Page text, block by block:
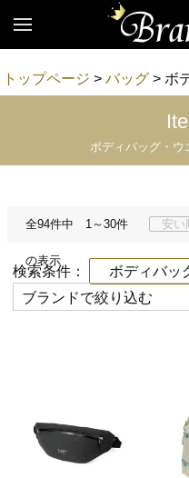
トップページ >バッグ > ボ
ボディバッグ・ウ
全94件中 1～30件
の表示
安
検索条件：
ボディバッ